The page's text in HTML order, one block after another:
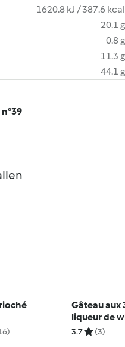
1620.8 kJ / 387.6 kcal
20.1 g
0.8 g
11.3 g
44.1 g
Gâteau aux
liqueur de
3.7 (3)